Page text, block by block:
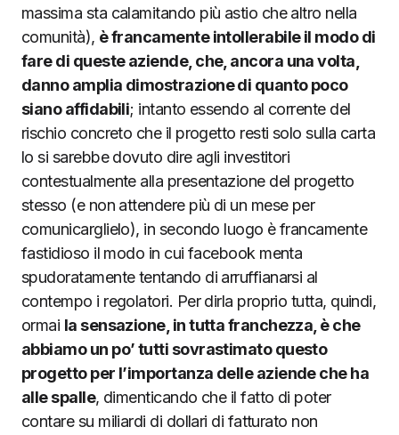
massima sta calamitando più astio che altro nella
comunità), è francamente intollerabile il modo di
fare di queste aziende, che, ancora una volta,
danno amplia dimostrazione di quanto poco
siano affidabili; intanto essendo al corrente del
rischio concreto che il progetto resti solo sulla carta
lo si sarebbe dovuto dire agli investitori
contestualmente alla presentazione del progetto
stesso (e non attendere più di un mese per
comunicarglielo), in secondo luogo è francamente
fastidioso il modo in cui facebook menta
spudoratamente tentando di arruffianarsi al
contempo i regolatori. Per dirla proprio tutta, quindi,
ormai la sensazione, in tutta franchezza, è che
abbiamo un po’ tutti sovrastimato questo
progetto per l’importanza delle aziende che ha
alle spalle, dimenticando che il fatto di poter
contare su miliardi di dollari di fatturato non